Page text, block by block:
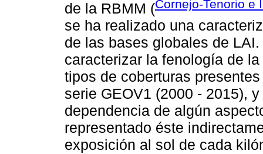
de la RBMM (Cornejo-Tenorio e
se ha realizado una
de las bases globales de
caracterizar la fenología de
tipos de coberturas
serie GEOV1 (2000 - 2015),
dependencia de algún
representado éste
exposición al sol de cada